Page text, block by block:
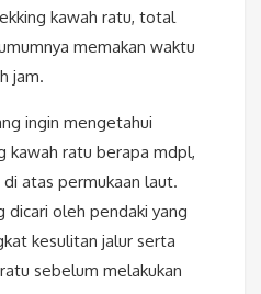
kawah ratu, total
memakan waktu
jam.
ingin mengetahui
kawah ratu berapa mdpl,
atas permukaan laut.
oleh pendaki yang
kesulitan jalur serta
sebelum melakukan